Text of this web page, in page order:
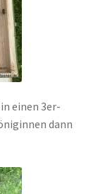
einen 3er-
dann